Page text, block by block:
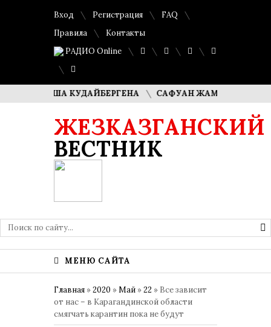
Вход Регистрация
FAQ
Правила
Контакты
РАДИО Online
ДИМАША КУДАЙБЕРГЕНА САФУАН ЖАМПЕИСОВ: «МЫ
ЖЕЗКАЗГАНСКИЙ
ВЕСТНИК
МЕНЮ САЙТА
Главная »2020 »Май »22 » Все зависит
от нас – в Карагандинской области
смягчать карантин пока не будут